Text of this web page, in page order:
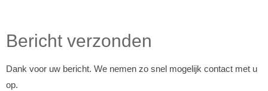
Bericht verzonden
Dank voor uw bericht. We nemen zo snel mogelijk contact met u
op.